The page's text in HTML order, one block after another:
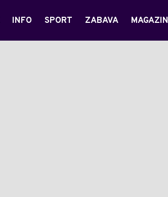
INFO SPORT ZABAVA MAGAZIN